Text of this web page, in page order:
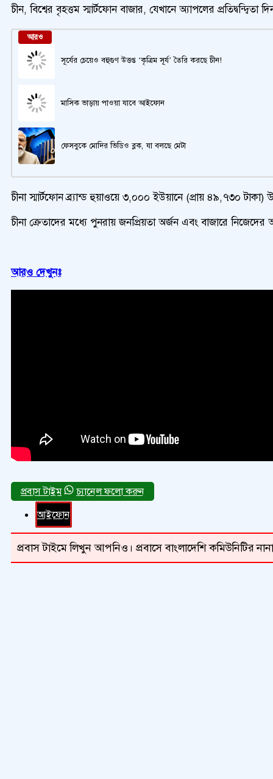
চীন, বিশ্বের বৃহত্তম স্মার্টফোন বাজার, যেখানে অ্যাপলের
আরও
সূর্যের চেয়েও বহুগুণ উত্তপ্ত ‘কৃত্রিম সূর্য’ তৈরি করছে চীন!
মাসিক ভাড়ায় পাওয়া যাবে আইফোন
ফেসবুকে মোদির ভিডিও ব্লক, যা বলছে মেটা
চীনা স্মার্টফোন ব্র্যান্ড হুয়াওয়ে ৩,০০০ ইউয়ানে (প্রায় ৪৯,৭৩০
চীনা ক্রেতাদের মধ্যে পুনরায় জনপ্রিয়তা অর্জন এবং বাজারে
আরও দেখুনঃ
চ্যানেল ফলো করুন
আইফোন
প্রবাস টাইমে লিখুন আপনিও। প্রবাসে বাংলাদেশি কমিউনিটির